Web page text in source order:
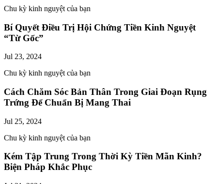
Chu kỳ kinh nguyệt của bạn
Bí Quyết Điều Trị Hội Chứng Tiền Kinh Nguyệt
“Từ Gốc”
Jul 23, 2024
Chu kỳ kinh nguyệt của bạn
Cách Chăm Sóc Bản Thân Trong Giai Đoạn Rụng
Trứng Để Chuẩn Bị Mang Thai
Jul 25, 2024
Chu kỳ kinh nguyệt của bạn
Kém Tập Trung Trong Thời Kỳ Tiền Mãn Kinh?
Biện Pháp Khắc Phục